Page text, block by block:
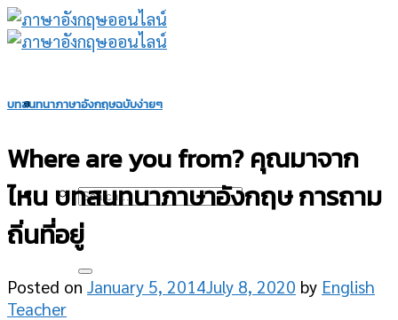
Skip
to
บทสนทนาภาษาอังกฤษฉบับง่ายๆ
Where are you from? คุณมาจาก
ไหน บทสนทนาภาษาอังกฤษ การถาม
ถิ่นที่อยู่
Posted on January 5, 2014 July 8, 2020 by English
Teacher